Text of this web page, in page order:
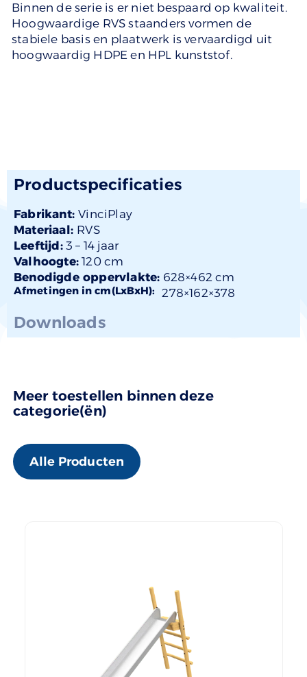
Binnen de serie is er niet bespaard op kwaliteit.
Hoogwaardige RVS staanders vormen de
stabiele basis en plaatwerk is vervaardigd uit
hoogwaardig HDPE en HPL kunststof.
Productspecificaties
Fabrikant:VinciPlay
Materiaal: RVS
Leeftijd:3 – 14 jaar
Valhoogte: 120 cm
Benodigde oppervlakte: 628×462 cm
Afmetingen in cm(LxBxH): 278×162×378
Downloads
Meer toestellen binnen deze
categorie(ën)
Alle Producten